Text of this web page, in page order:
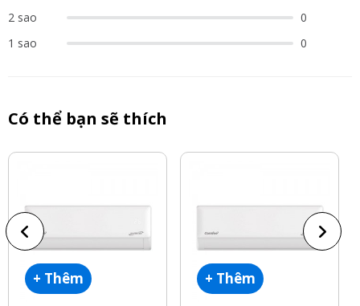
2 sao
0
1 sao
0
Có thể bạn sẽ thích
+ Thêm + Thêm